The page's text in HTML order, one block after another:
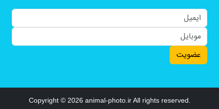
عضویت
Copyright © 2026 animal-photo.ir All rights reserved.